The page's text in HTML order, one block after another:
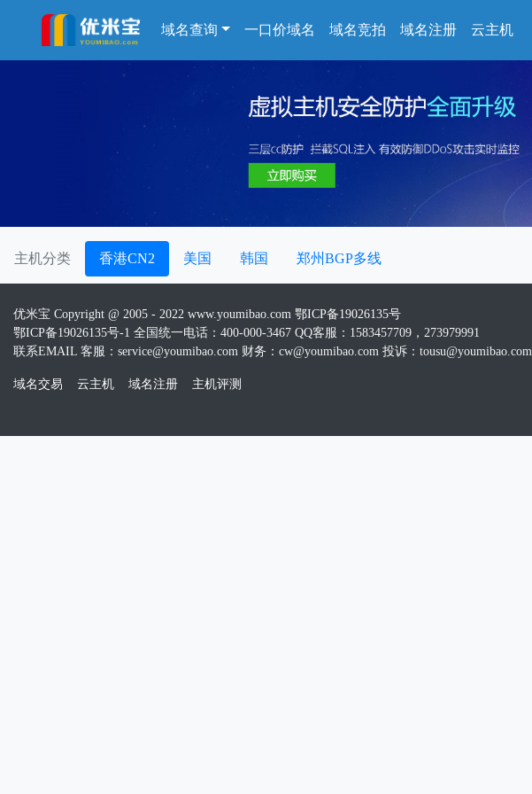
域名查询 一口价域名 域名竞拍 域名注册 云主机
主机分类 香港CN2 美国 韩国 郑州BGP多线
优米宝 Copyright @ 2005 - 2022 www.youmibao.com 鄂ICP备19026135号
鄂ICP备19026135号-1 全国统一电话：400-000-3467 QQ客服：1583457709，273979991
联系EMAIL 客服：service@youmibao.com 财务：cw@youmibao.com 投诉：tousu@youmibao.com
域名交易 云主机 域名注册 主机评测